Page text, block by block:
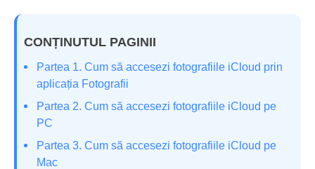
CONȚINUTUL PAGINII
Partea 1. Cum să accesezi fotografiile iCloud prin
aplicația Fotografii
Partea 2. Cum să accesezi fotografiile iCloud pe
PC
Partea 3. Cum să accesezi fotografiile iCloud pe
Mac